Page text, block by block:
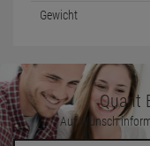
Gewicht
Quant
Auf Wunsch